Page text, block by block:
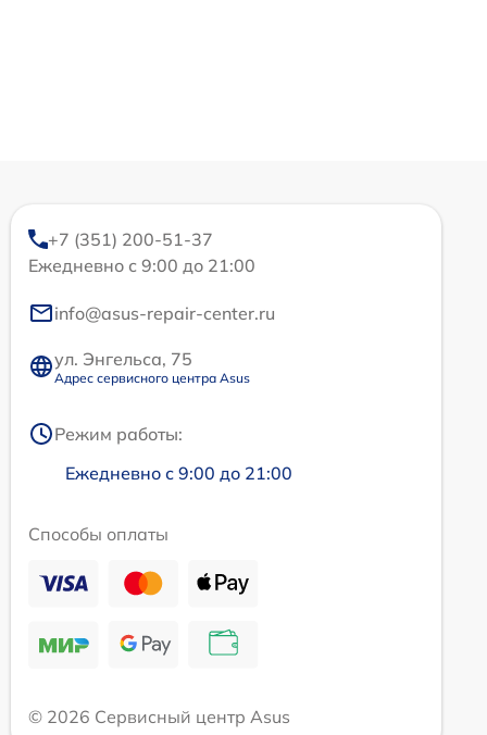
+7 (351) 200-51-37
Ежедневно с 9:00 до 21:00
info@asus-repair-center.ru
ул. Энгельса, 75
Адрес сервисного центра Asus
Режим работы:
Ежедневно с 9:00 до 21:00
Способы оплаты
© 2026 Сервисный центр Asus